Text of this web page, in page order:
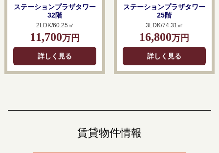
ステーションプラザタワー
32階
2LDK/60.25㎡
11,700万円
詳しく見る
ステーションプラザタワー
25階
3LDK/74.31㎡
16,800万円
詳しく見る
賃貸物件情報